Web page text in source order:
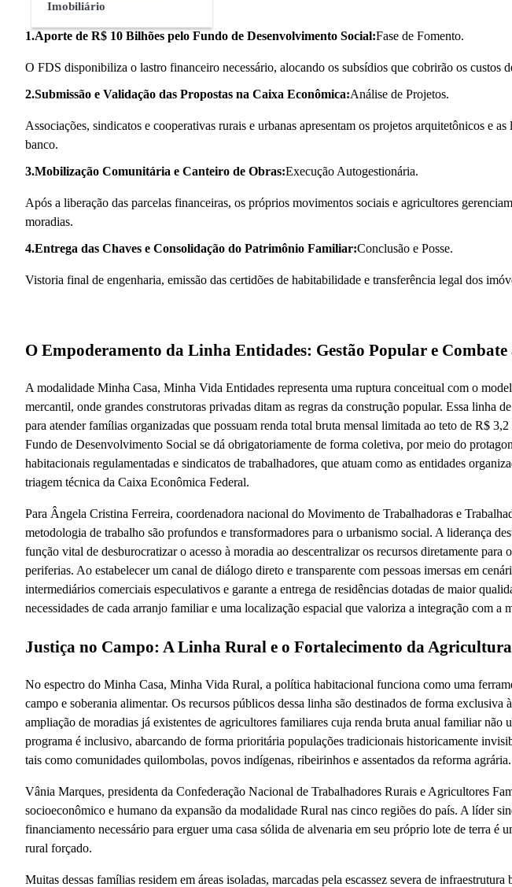
Imobiliário
1.Aporte de R$ 10 Bilhões pelo Fundo de Desenvolvimento Social:Fase de Fomento.
O FDS disponibiliza o lastro financeiro necessário, alocando os subsídios que cobrirão os custos
2.Submissão e Validação das Propostas na Caixa Econômica:Análise de Projetos.
Associações, sindicatos e cooperativas rurais e urbanas apresentam os projetos arquitetônicos e
banco.
3.Mobilização Comunitária e Canteiro de Obras:Execução Autogestionária.
Após a liberação das parcelas financeiras, os próprios movimentos sociais e agricultores
moradias.
4.Entrega das Chaves e Consolidação do Patrimônio Familiar:Conclusão e Posse.
Vistoria final de engenharia, emissão das certidões de habitabilidade e transferência legal dos
O Empoderamento da Linha Entidades: Gestão Popular e
A modalidade Minha Casa, Minha Vida Entidades representa uma ruptura conceitual com o
mercantil, onde grandes construtoras privadas ditam as regras da construção popular. Essa linha
para atender famílias organizadas que possuam renda total bruta mensal limitada ao teto de R$
Fundo de Desenvolvimento Social se dá obrigatoriamente de forma coletiva, por meio do
habitacionais regulamentadas e sindicatos de trabalhadores, que atuam como as entidades
triagem técnica da Caixa Econômica Federal.
Para Ângela Cristina Ferreira, coordenadora nacional do Movimento de Trabalhadoras e
metodologia de trabalho são profundos e transformadores para o urbanismo social. A liderança
função vital de desburocratizar o acesso à moradia ao descentralizar os recursos diretamente para
periferias. Ao estabelecer um canal de diálogo direto e transparente com pessoas imersas em
intermediários comerciais especulativos e garante a entrega de residências dotadas de maior
necessidades de cada arranjo familiar e uma localização espacial que valoriza a integração com a
Justiça no Campo: A Linha Rural e o Fortalecimento da
No espectro do Minha Casa, Minha Vida Rural, a política habitacional funciona como uma
campo e soberania alimentar. Os recursos públicos dessa linha são destinados de forma exclusiva
ampliação de moradias já existentes de agricultores familiares cuja renda bruta anual familiar
programa é inclusivo, abarcando de forma prioritária populações tradicionais historicamente
tais como comunidades quilombolas, povos indígenas, ribeirinhos e assentados da reforma agrária.
Vânia Marques, presidenta da Confederação Nacional de Trabalhadores Rurais e Agricultores
socioeconômico e humano da expansão da modalidade Rural nas cinco regiões do país. A líder
financiamento necessário para erguer uma casa sólida de alvenaria em seu próprio lote de terra é
rural forçado.
Muitas dessas famílias residem em áreas isoladas, marcadas pela escassez severa de